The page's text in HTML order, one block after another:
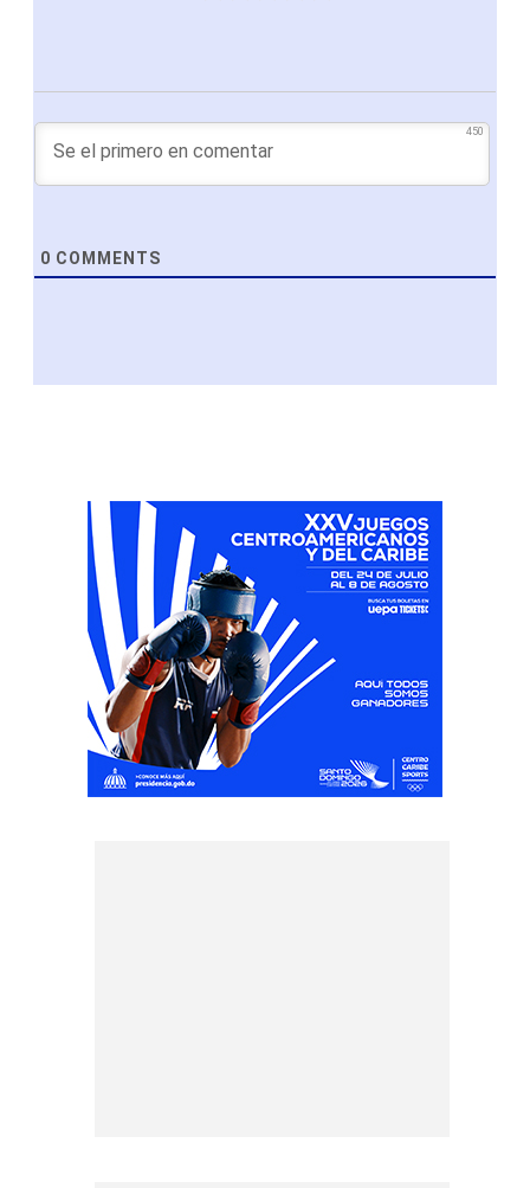
450
0 COMMENTS